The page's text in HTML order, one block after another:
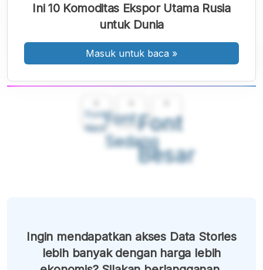
Font
Kecil
Font
Sedang
Font
Besar
Ini 10 Komoditas Ekspor Utama Rusia
untuk Dunia
Masuk untuk baca »
Ingin mendapatkan akses Data Stories
lebih banyak dengan harga lebih